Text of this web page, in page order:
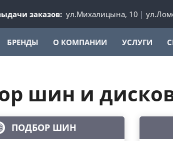
заказов: ул.Михалицына, 10
БРЕНДЫ О КОМПАНИИ УСЛУГИ
шин и
ПОДБОР ШИН